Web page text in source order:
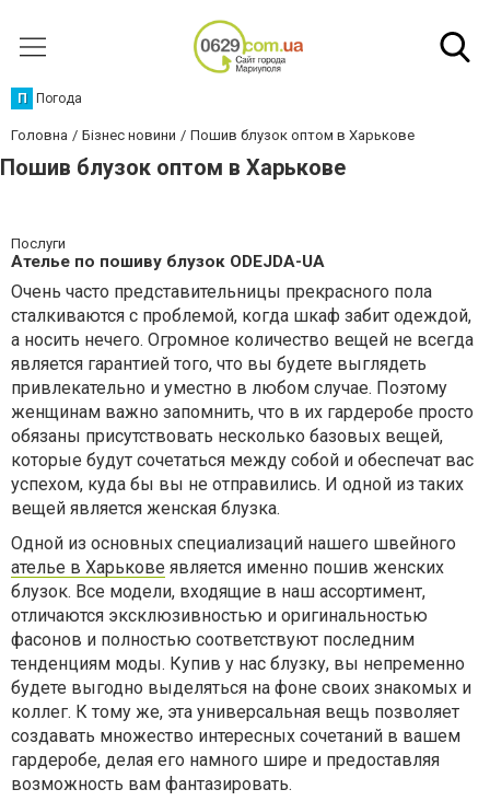
П Погода
Головна Бізнес новини Пошив блузок оптом в Харькове
Пошив блузок оптом в Харькове
Послуги
Ателье по пошиву блузок ОDEJDA-UA
Очень часто представительницы прекрасного пола
сталкиваются с проблемой, когда шкаф забит одеждой,
а носить нечего. Огромное количество вещей не всегда
является гарантией того, что вы будете выглядеть
привлекательно и уместно в любом случае. Поэтому
женщинам важно запомнить, что в их гардеробе просто
обязаны присутствовать несколько базовых вещей,
которые будут сочетаться между собой и обеспечат вас
успехом, куда бы вы не отправились. И одной из таких
вещей является женская блузка.
Одной из основных специализаций нашего швейного
ателье в Харькове является именно пошив женских
блузок. Все модели, входящие в наш ассортимент,
отличаются эксклюзивностью и оригинальностью
фасонов и полностью соответствуют последним
тенденциям моды. Купив у нас блузку, вы непременно
будете выгодно выделяться на фоне своих знакомых и
коллег. К тому же, эта универсальная вещь позволяет
создавать множество интересных сочетаний в вашем
гардеробе, делая его намного шире и предоставляя
возможность вам фантазировать.